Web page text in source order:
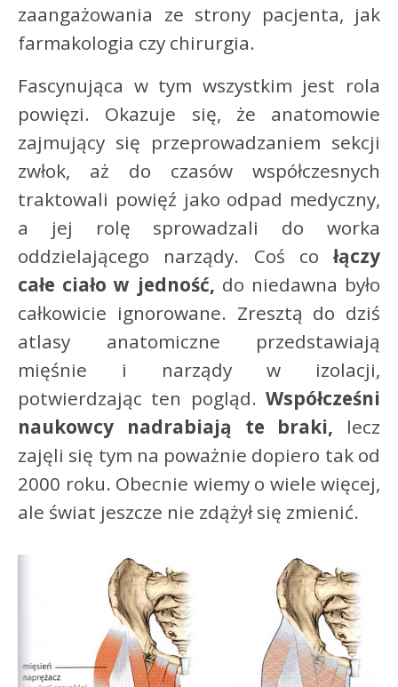
zaangażowania ze strony pacjenta, jak
farmakologia czy chirurgia.
Fascynująca w tym wszystkim jest rola
powięzi. Okazuje się, że anatomowie
zajmujący się przeprowadzaniem sekcji
zwłok, aż do czasów współczesnych
traktowali powięź jako odpad medyczny,
a jej rolę sprowadzali do worka
oddzielającego narządy. Coś co łączy
całe ciało w jedność, do niedawna było
całkowicie ignorowane. Zresztą do dziś
atlasy anatomiczne przedstawiają
mięśnie i narządy w izolacji,
potwierdzając ten pogląd. Współcześni
naukowcy nadrabiają te braki, lecz
zajęli się tym na poważnie dopiero tak od
2000 roku. Obecnie wiemy o wiele więcej,
ale świat jeszcze nie zdążył się zmienić.